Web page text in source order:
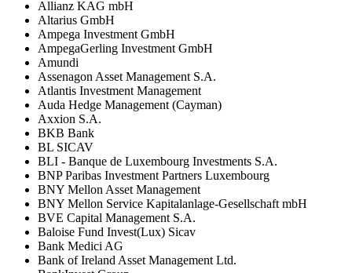
Allianz KAG mbH
Altarius GmbH
Ampega Investment GmbH
AmpegaGerling Investment GmbH
Amundi
Assenagon Asset Management S.A.
Atlantis Investment Management
Auda Hedge Management (Cayman)
Axxion S.A.
BKB Bank
BL SICAV
BLI - Banque de Luxembourg Investments S.A.
BNP Paribas Investment Partners Luxembourg
BNY Mellon Asset Management
BNY Mellon Service Kapitalanlage-Gesellschaft mbH
BVE Capital Management S.A.
Baloise Fund Invest(Lux) Sicav
Bank Medici AG
Bank of Ireland Asset Management Ltd.